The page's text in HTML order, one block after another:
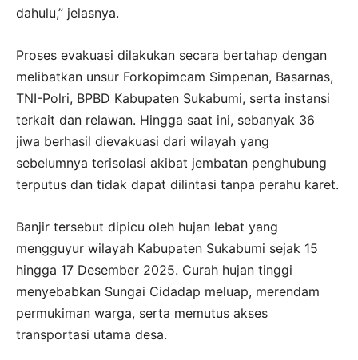
dahulu,” jelasnya.
Proses evakuasi dilakukan secara bertahap dengan
melibatkan unsur Forkopimcam Simpenan, Basarnas,
TNI-Polri, BPBD Kabupaten Sukabumi, serta instansi
terkait dan relawan. Hingga saat ini, sebanyak 36
jiwa berhasil dievakuasi dari wilayah yang
sebelumnya terisolasi akibat jembatan penghubung
terputus dan tidak dapat dilintasi tanpa perahu karet.
Banjir tersebut dipicu oleh hujan lebat yang
mengguyur wilayah Kabupaten Sukabumi sejak 15
hingga 17 Desember 2025. Curah hujan tinggi
menyebabkan Sungai Cidadap meluap, merendam
permukiman warga, serta memutus akses
transportasi utama desa.